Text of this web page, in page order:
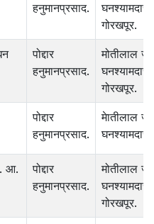
हनुमानप्रसाद.
घनश्यामदास.
गोरखपूर.
पोद्दार
हनुमानप्रसाद.
मोतीलाल
घनश्यामदास
गोरखपूर.
पोद्दार
हनुमानप्रसाद.
मेातीलाल
आ.
पोद्दार
हनुमानप्रसाद.
मोतीलाल
घनश्यामदास
गोरखपूर.